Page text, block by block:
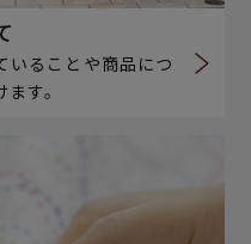
いることや商品につ
す。